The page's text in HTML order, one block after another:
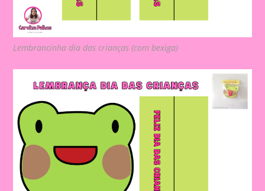
Lembrancinha dia das crianças (com bexiga)